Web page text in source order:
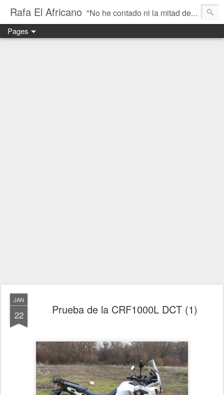
Rafa El Africano "No he contado ni la mitad de lo que he visto" - Un blog sobre motos trail y aventura
Pages
JAN
22 Prueba de la CRF1000L DCT (1)